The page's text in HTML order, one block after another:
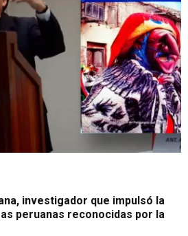
investigador que impulsó la
peruanas reconocidas por la